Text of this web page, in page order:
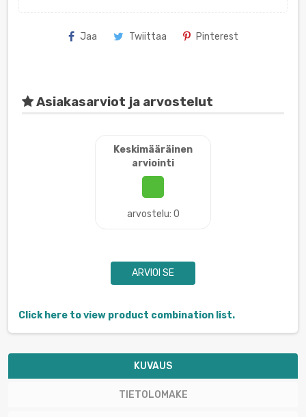
Jaa Twiittaa Pinterest
Asiakasarviot ja arvostelut
Keskimääräinen
arviointi
arvostelu: 0
ARVIOI SE
Click here to view product combination list.
KUVAUS
TIETOLOMAKE